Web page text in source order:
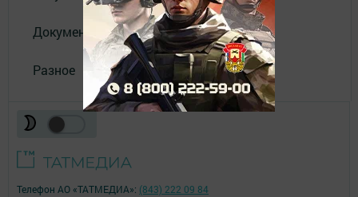
Документы
Разное
Телефон АО «ТАТМЕДИА»: (843) 222 09 84